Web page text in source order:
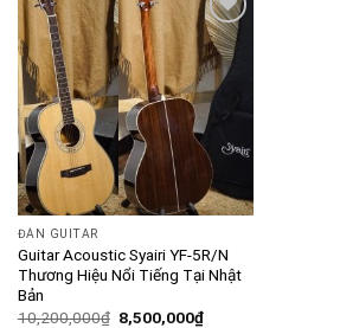
Add to
wishlist
ĐÀN GUITAR
Guitar Acoustic Syairi YF-5R/N
Thương Hiệu Nổi Tiếng Tại Nhật
Bản
10,200,000₫ 8,500,000₫